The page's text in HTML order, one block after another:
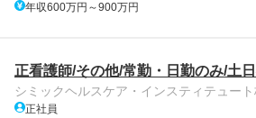
年収600万円～900万円
正看護師/その他/常勤・日勤のみ/土
シミックヘルスケア・インスティテュー
正社員